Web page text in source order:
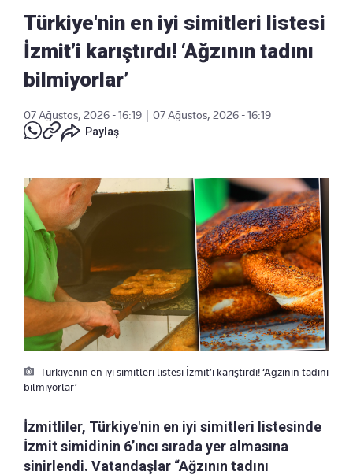
Türkiye'nin en iyi simitleri listesi
İzmit’i karıştırdı! ‘Ağzının tadını
bilmiyorlar’
07 Ağustos, 2026 - 16:19
07 Ağustos, 2026 - 16:19
Paylaş
Türkiyenin en iyi simitleri listesi İzmit’i karıştırdı! ‘Ağzının tadını
bilmiyorlar’
İzmitliler, Türkiye'nin en iyi simitleri listesinde
İzmit simidinin 6’ıncı sırada yer almasına
sinirlendi. Vatandaşlar “Ağzının tadını